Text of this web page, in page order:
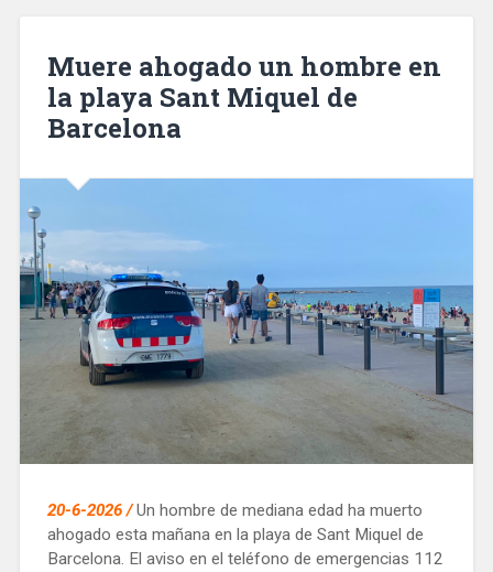
la
alcadía
de
2027»
Muere ahogado un hombre en
la playa Sant Miquel de
Barcelona
20-6-2026 /Un hombre de mediana edad ha muerto
ahogado esta mañana en la playa de Sant Miquel de
Barcelona. El aviso en el teléfono de emergencias 112